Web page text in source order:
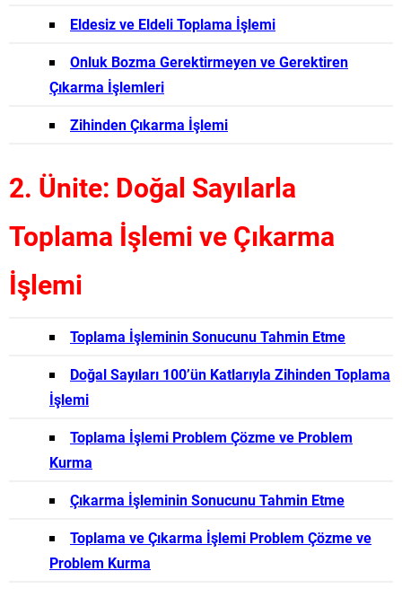
Eldesiz ve Eldeli Toplama İşlemi
Onluk Bozma Gerektirmeyen ve Gerektiren
Çıkarma İşlemleri
Zihinden Çıkarma İşlemi
2. Ünite: Doğal Sayılarla
Toplama İşlemi ve Çıkarma
İşlemi
Toplama İşleminin Sonucunu Tahmin Etme
Doğal Sayıları 100’ün Katlarıyla Zihinden Toplama
İşlemi
Toplama İşlemi Problem Çözme ve Problem
Kurma
Çıkarma İşleminin Sonucunu Tahmin Etme
Toplama ve Çıkarma İşlemi Problem Çözme ve
Problem Kurma